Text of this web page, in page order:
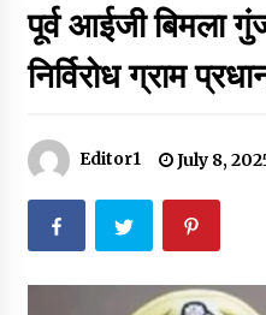
Thought Of
May 18, 2022
Thought Of
May 17,
पूर्व आईजी बिमला
निर्विरोध ग्राम
Editor1 July 8,